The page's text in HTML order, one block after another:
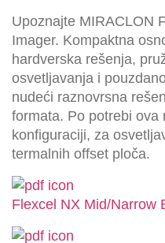
Upoznajte MIRACLON
Imager. Kompaktna
hardverska rešenja,
osvetljavanja i
nudeći raznovrsna
formata. Po potrebi ova
konfiguraciji, za
termalnih offset ploča.
Flexcel NX Mid/Narrow